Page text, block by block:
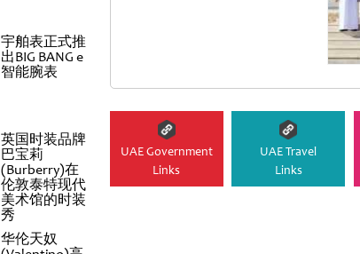
宇舶表正式推
出BIG BANG e
智能腕表
英国时装品牌
巴宝莉
(Burberry)在
伦敦泰特现代
美术馆的时装
秀
华伦天奴
UAE Government
Links
UAE Travel
Links